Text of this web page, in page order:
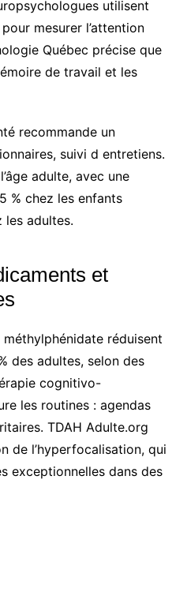
utilisent
mesurer l’attention
Québec précise que
de travail et les
recommande un
suivi d entretiens.
adulte, avec une
% chez les enfants
les adultes.
et
réduisent
des adultes, selon des
cognitivo-
les routines : agendas
TDAH Adulte.org
de l’hyperfocalisation, qui
exceptionnelles dans des